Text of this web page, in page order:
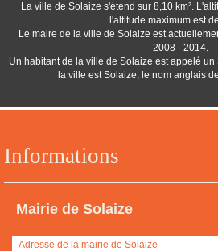
Informations
Mairie de Solaize
Adresse de la mairie de Solaize
La ville de Solaize s'étend sur 8,10 km².
l'altitude maximum est
Le maire de la ville de Solaize est
2008 - 2014.
Un habitant de la ville de Solaize est appelé
la ville est Solaize, le nom anglais